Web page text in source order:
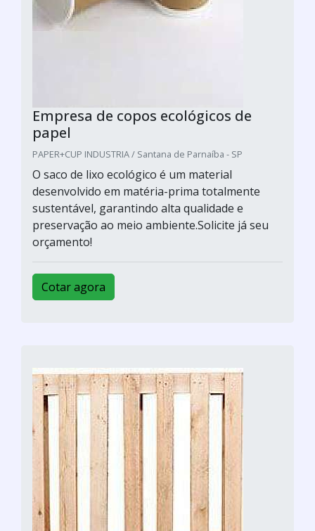
Empresa de copos ecológicos de
papel
PAPER+CUP INDUSTRIA / Santana de Parnaíba - SP
O saco de lixo ecológico é um material
desenvolvido em matéria-prima totalmente
sustentável, garantindo alta qualidade e
preservação ao meio ambiente.Solicite já seu
orçamento!
Cotar agora